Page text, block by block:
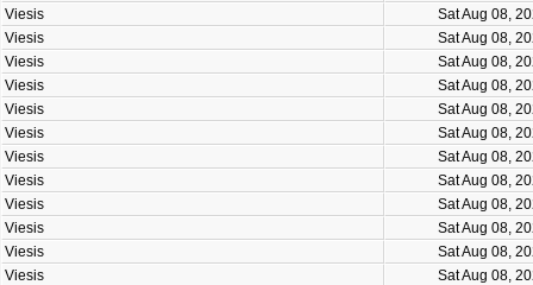
Viesis
Sat Aug 08,
Viesis
Sat Aug 08,
Viesis
Sat Aug 08,
Viesis
Sat Aug 08,
Viesis
Sat Aug 08,
Viesis
Sat Aug 08,
Viesis
Sat Aug 08,
Viesis
Sat Aug 08,
Viesis
Sat Aug 08,
Viesis
Sat Aug 08,
Viesis
Sat Aug 08,
Viesis
Sat Aug 08,